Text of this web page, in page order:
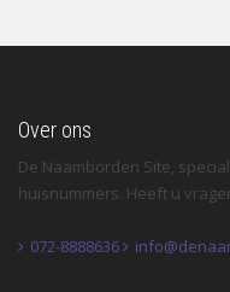
Over ons
De Naamborden Site,
huisnummers. Heeft u
072-8888636